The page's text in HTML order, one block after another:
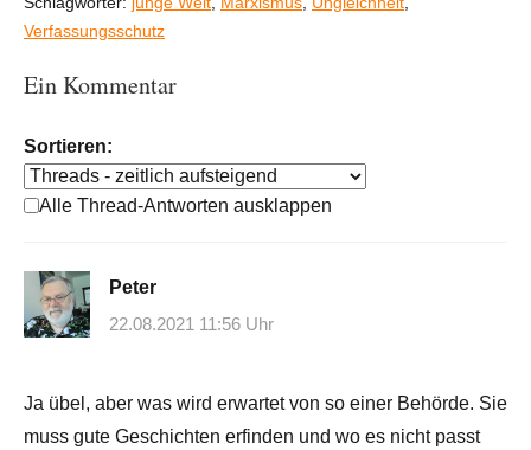
Verfassungsschutz
Ein Kommentar
Sortieren:
Alle Thread-Antworten ausklappen
Peter
22.08.2021 11:56 Uhr
Ja übel, aber was wird erwartet von so einer Behörde. Sie
muss gute Geschichten erfinden und wo es nicht passt